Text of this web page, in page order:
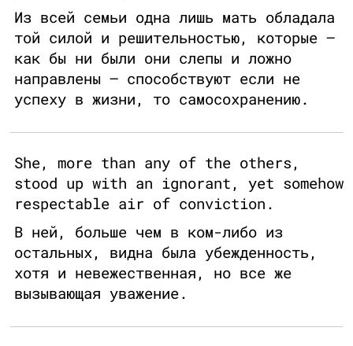
Из всей семьи одна лишь мать обладала
той силой и решительностью, которые –
как бы ни были они слепы и ложно
направлены – способствуют если не
успеху в жизни, то самосохранению.
She, more than any of the others,
stood up with an ignorant, yet somehow
respectable air of conviction.
В ней, больше чем в ком-либо из
остальных, видна была убежденность,
хотя и невежественная, но все же
вызывающая уважение.